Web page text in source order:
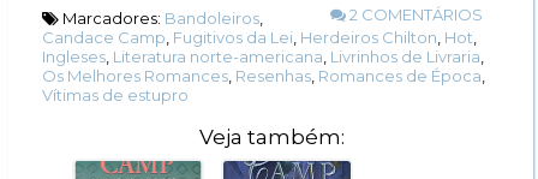
2 COMENTÁRIOS
Marcadores: Bandoleiros,
Candace Camp Fugitivos da Lei Herdeiros Chilton Hot
Ingleses, Literatura norte-americana Livrinhos de Livraria
Os Melhores Romances, Resenhas, Romances de Época
Vítimas de estupro
Veja também: